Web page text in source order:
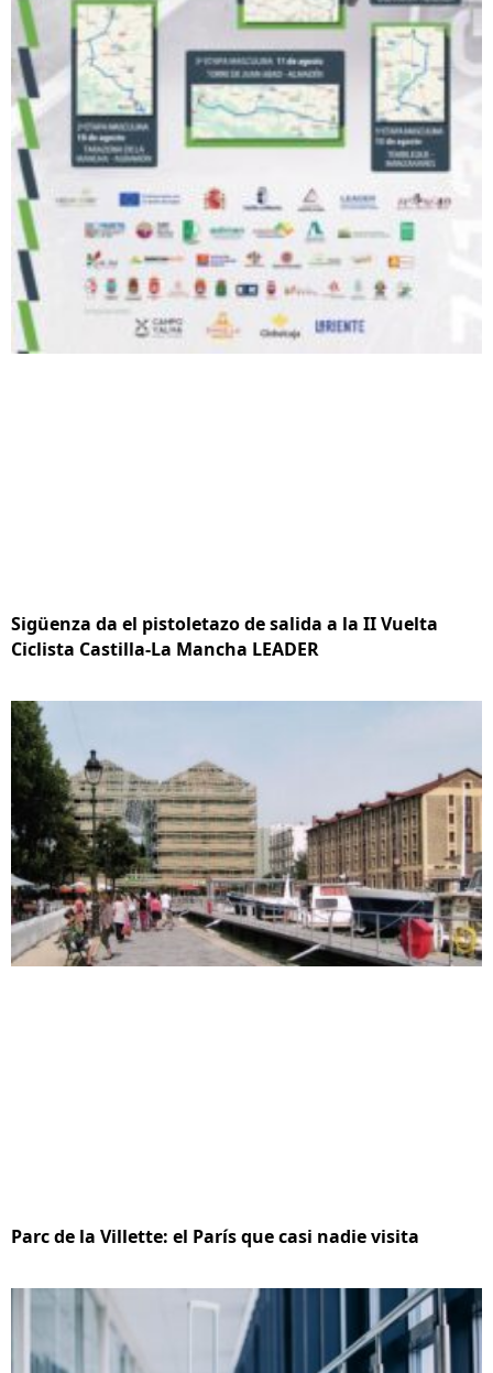
Sigüenza da el pistoletazo de salida a la II Vuelta
Ciclista Castilla-La Mancha LEADER
Parc de la Villette: el París que casi nadie visita